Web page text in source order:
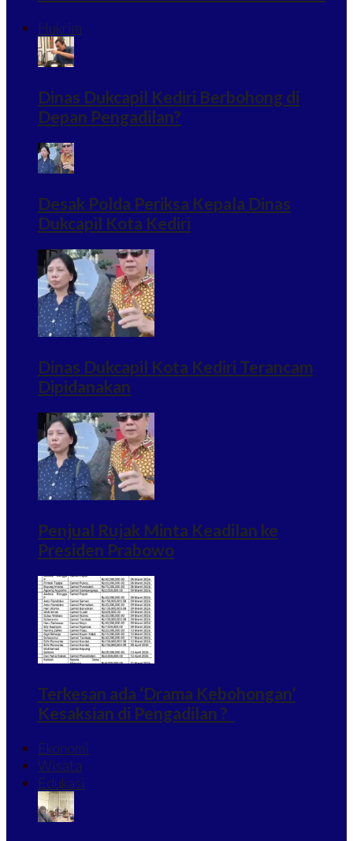
Hukrim
Dinas Dukcapil Kediri Berbohong di
Depan Pengadilan?
Desak Polda Periksa Kepala Dinas
Dukcapil Kota Kediri
Dinas Dukcapil Kota Kediri Terancam
Dipidanakan
Penjual Rujak Minta Keadilan ke
Presiden Prabowo
Terkesan ada ‘Drama Kebohongan’
Kesaksian di Pengadilan ?
Ekonomi
Wisata
Edukasi